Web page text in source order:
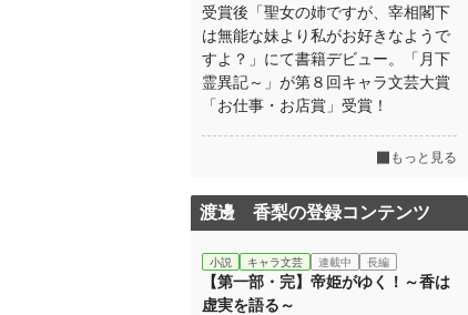
受賞後「聖女の姉ですが、宰相閣下
は無能な妹より私がお好きなようで
すよ？」にて書籍デビュー。「月下
霊異記～」が第８回キャラ文芸大賞
「お仕事・お店賞」受賞！
もっと見る
渡邊 香梨の登録コンテンツ
小説 キャラ文芸 連載中 長編
【第一部・完】帝姫がゆく！～香は
虚実を語る～